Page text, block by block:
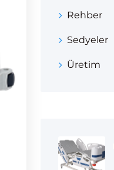
Rehber
Sedyeler
Üretim